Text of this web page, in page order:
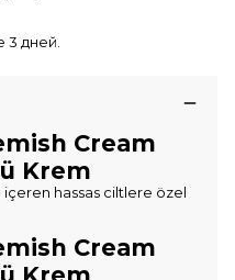
дней.
Cream
Krem
hassas ciltlere özel
Cream